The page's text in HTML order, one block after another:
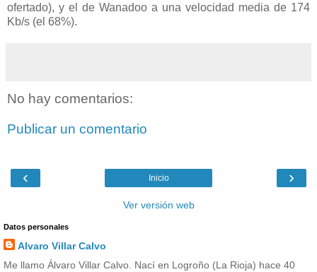
ofertado), y el de Wanadoo a una velocidad media de 174
Kb/s (el 68%).
No hay comentarios:
Publicar un comentario
‹ ›
Inicio
Ver versión web
Datos personales
Alvaro Villar Calvo
Me llamo Álvaro Villar Calvo. Nací en Logroño (La Rioja) hace 40